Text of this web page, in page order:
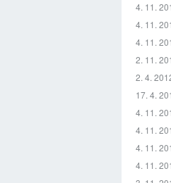
4. 11.
4. 11.
4. 11.
2. 11.
2. 4.
17. 4.
4. 11.
4. 11.
4. 11.
4. 11.